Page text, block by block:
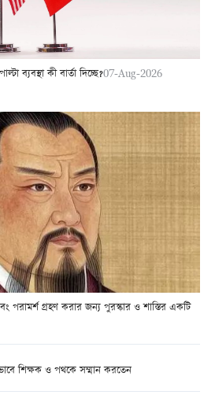
ব্যবস্থা কী বার্তা দিচ্ছে?07-Aug-2026
পরামর্শ গ্রহণ করার জন্য পুরস্কার ও শাস্তির একটি
শিক্ষক ও পথকে সম্মান করতেন